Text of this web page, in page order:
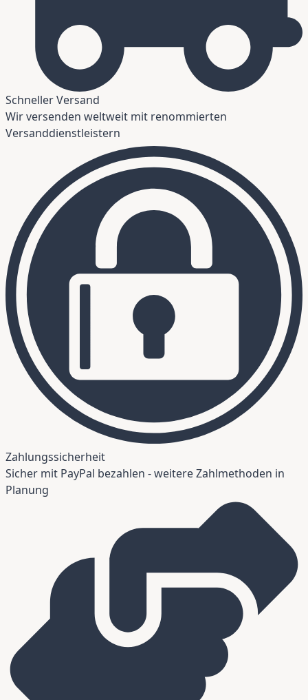
Schneller Versand
Wir versenden weltweit mit renommierten
Versanddienstleistern
Zahlungssicherheit
Sicher mit PayPal bezahlen - weitere Zahlmethoden in
Planung